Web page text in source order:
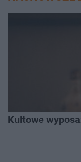
Kultowe